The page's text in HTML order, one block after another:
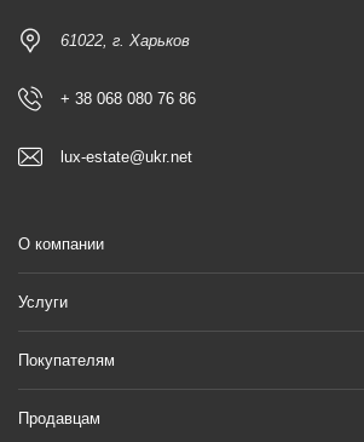
61022, г. Харьков
+ 38 068 080 76 86
lux-estate@ukr.net
О компании
Услуги
Покупателям
Продавцам